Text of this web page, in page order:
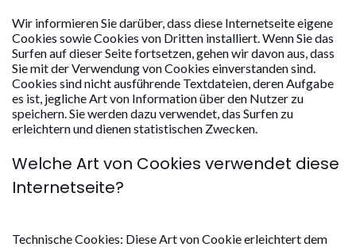
Wir informieren Sie darüber, dass diese Internetseite eigene
Cookies sowie Cookies von Dritten installiert. Wenn Sie das
Surfen auf dieser Seite fortsetzen, gehen wir davon aus, dass
Sie mit der Verwendung von Cookies einverstanden sind.
Cookies sind nicht ausführende Textdateien, deren Aufgabe
es ist, jegliche Art von Information über den Nutzer zu
speichern. Sie werden dazu verwendet, das Surfen zu
erleichtern und dienen statistischen Zwecken.
Welche Art von Cookies verwendet diese
Internetseite?
Technische Cookies: Diese Art von Cookie erleichtert dem